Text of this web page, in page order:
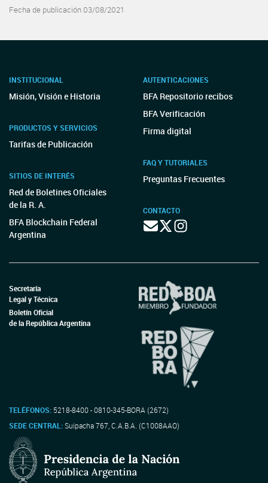
Fecha de publicación 03/08/2021
INSTITUCIONAL
Misión, Visión e Historia
PRODUCTOS Y SERVICIOS
Tarifas de Publicación
SITIOS DE INTERÉS
Red de Boletines Oficiales
de la R. A.
BFA Blockchain Federal
Argentina
AUTENTICACIONES
BFA Repositorio recibos
BFA Verificación
Firma digital
FAQ Y TUTORIALES
Preguntas Frecuentes
CONTACTO
Secretaría
Legal y Técnica
Boletín Oficial
de la República Argentina
TELÉFONOS: 5218-8400 - 0810-345-BORA (2672)
SEDE CENTRAL:Suipacha 767, C.A.B.A. (C1008AAO)